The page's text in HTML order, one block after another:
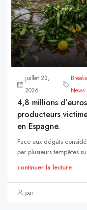
juillet 23,
2026
News
4,8 millions
producteurs
en Espagne.
Face aux dégâts
par plusieurs tempêtes
continuer la lecture
par